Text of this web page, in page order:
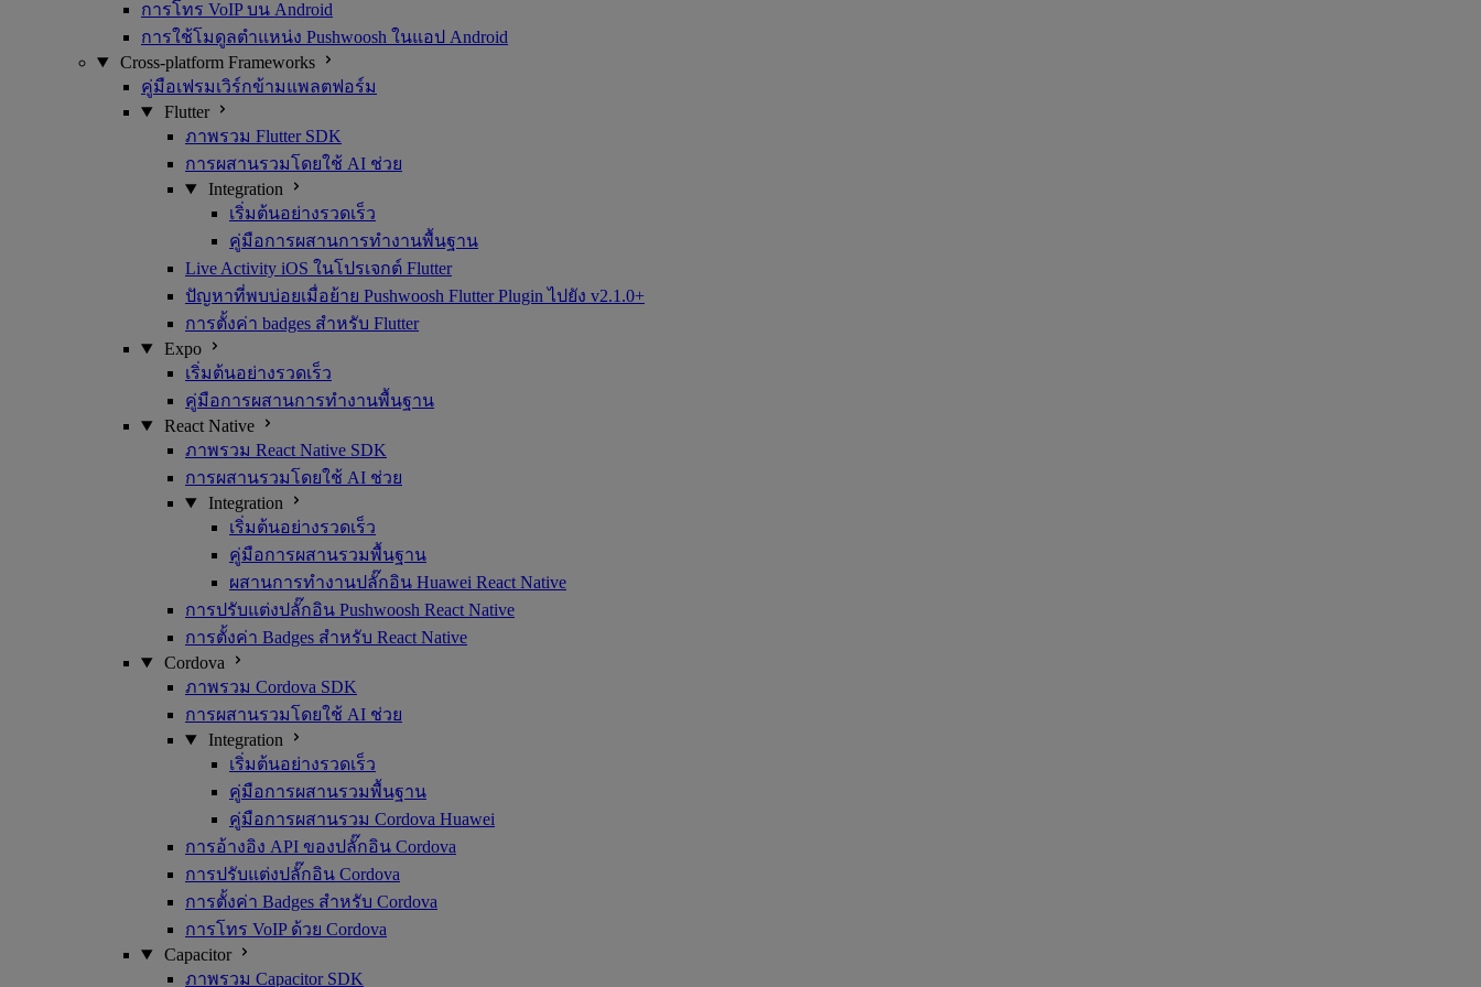
การโทร VoIP บน Android
การใช้โมดูลตำแหน่ง Pushwoosh ในแอป Android
Cross-platform Frameworks
คู่มือเฟรมเวิร์กข้ามแพลตฟอร์ม
Flutter
ภาพรวม Flutter SDK
การผสานรวมโดยใช้ AI ช่วย
Integration
เริ่มต้นอย่างรวดเร็ว
คู่มือการผสานการทำงานพื้นฐาน
Live Activity iOS ในโปรเจกต์ Flutter
ปัญหาที่พบบ่อยเมื่อย้าย Pushwoosh Flutter Plugin ไปยัง v2.1.0+
การตั้งค่า badges สำหรับ Flutter
Expo
เริ่มต้นอย่างรวดเร็ว
คู่มือการผสานการทำงานพื้นฐาน
React Native
ภาพรวม React Native SDK
การผสานรวมโดยใช้ AI ช่วย
Integration
เริ่มต้นอย่างรวดเร็ว
คู่มือการผสานรวมพื้นฐาน
ผสานการทำงานปลั๊กอิน Huawei React Native
การปรับแต่งปลั๊กอิน Pushwoosh React Native
การตั้งค่า Badges สำหรับ React Native
Cordova
ภาพรวม Cordova SDK
การผสานรวมโดยใช้ AI ช่วย
Integration
เริ่มต้นอย่างรวดเร็ว
คู่มือการผสานรวมพื้นฐาน
คู่มือการผสานรวม Cordova Huawei
การอ้างอิง API ของปลั๊กอิน Cordova
การปรับแต่งปลั๊กอิน Cordova
การตั้งค่า Badges สำหรับ Cordova
การโทร VoIP ด้วย Cordova
Capacitor
ภาพรวม Capacitor SDK